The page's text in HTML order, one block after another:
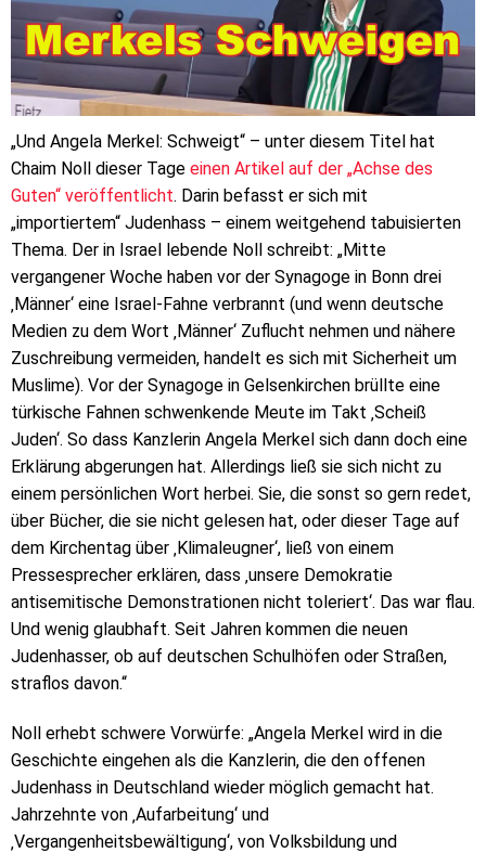
„Und Angela Merkel: Schweigt“ – unter diesem Titel hat
Chaim Noll dieser Tage einen Artikel auf der „Achse des
Guten“ veröffentlicht. Darin befasst er sich mit
„importiertem“ Judenhass – einem weitgehend tabuisierten
Thema. Der in Israel lebende Noll schreibt: „Mitte
vergangener Woche haben vor der Synagoge in Bonn drei
‚Männer‘ eine Israel-Fahne verbrannt (und wenn deutsche
Medien zu dem Wort ‚Männer‘ Zuflucht nehmen und nähere
Zuschreibung vermeiden, handelt es sich mit Sicherheit um
Muslime). Vor der Synagoge in Gelsenkirchen brüllte eine
türkische Fahnen schwenkende Meute im Takt ‚Scheiß
Juden‘. So dass Kanzlerin Angela Merkel sich dann doch eine
Erklärung abgerungen hat. Allerdings ließ sie sich nicht zu
einem persönlichen Wort herbei. Sie, die sonst so gern redet,
über Bücher, die sie nicht gelesen hat, oder dieser Tage auf
dem Kirchentag über ‚Klimaleugner‘, ließ von einem
Pressesprecher erklären, dass ‚unsere Demokratie
antisemitische Demonstrationen nicht toleriert‘. Das war flau.
Und wenig glaubhaft. Seit Jahren kommen die neuen
Judenhasser, ob auf deutschen Schulhöfen oder Straßen,
straflos davon.“
Noll erhebt schwere Vorwürfe: „Angela Merkel wird in die
Geschichte eingehen als die Kanzlerin, die den offenen
Judenhass in Deutschland wieder möglich gemacht hat.
Jahrzehnte von ‚Aufarbeitung‘ und
‚Vergangenheitsbewältigung‘, von Volksbildung und